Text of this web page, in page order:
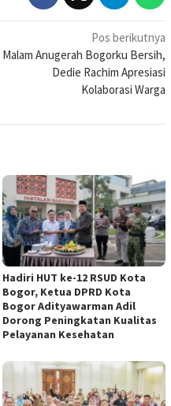
Pos berikutnya
Malam Anugerah Bogorku Bersih,
Dedie Rachim Apresiasi
Kolaborasi Warga
Hadiri HUT ke-12 RSUD Kota
Bogor, Ketua DPRD Kota
Bogor Adityawarman Adil
Dorong Peningkatan Kualitas
Pelayanan Kesehatan